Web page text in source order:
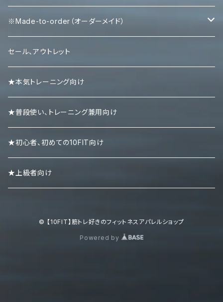
エルボースリーブ
ニースリーブ
ニーラップ
リストラップ
リストストラップ
タンクトップ
Ｔシャツ
ハーフパンツ
キャップ
※Made-to-order（オーダーメイド）
Tシャツ
タンクトップ
ロンＴ
パーカー
スエット・トレーナー
セール、アウトレット
★本気トレーニング向け
★普段使い、トレーニング兼用向け
★初心者、初めての10FIT向け
★上級者向け
© 【10FIT】筋トレ好きのフィットネスアパレルショップ
Powered by